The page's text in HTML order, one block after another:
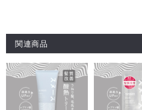
関連商品